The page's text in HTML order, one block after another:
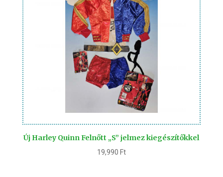
Új Harley Quinn Felnőtt „S” jelmez kiegészítőkkel
19,990 Ft